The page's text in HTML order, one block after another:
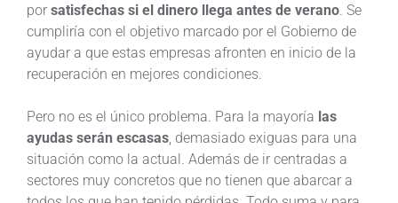
por satisfechas si el dinero llega antes de verano. Se
cumpliría con el objetivo marcado por el Gobierno de
ayudar a que estas empresas afronten en inicio de la
recuperación en mejores condiciones.
Pero no es el único problema. Para la mayoría las
ayudas serán escasas , demasiado exiguas para una
situación como la actual. Además de ir centradas a
sectores muy concretos que no tienen que abarcar a